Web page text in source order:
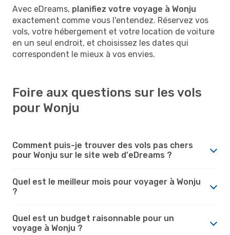
Avec eDreams, planifiez votre voyage à Wonju
exactement comme vous l'entendez. Réservez vos
vols, votre hébergement et votre location de voiture
en un seul endroit, et choisissez les dates qui
correspondent le mieux à vos envies.
Foire aux questions sur les vols
pour Wonju
Comment puis-je trouver des vols pas chers
pour Wonju sur le site web d'eDreams ?
Quel est le meilleur mois pour voyager à Wonju
?
Quel est un budget raisonnable pour un
voyage à Wonju ?